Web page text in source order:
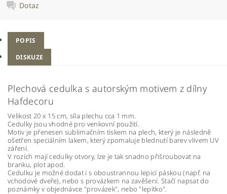
Dotaz
POPIS
DISKUZE
Plechová cedulka s autorským motivem z dílny
Hafdecoru
Velikost 20 x 15 cm, síla plechu cca 1 mm.
Cedulky jsou vhodné pro venkovní použití.
Motiv je přenesen sublimačním tiskem na plech, který je následně
ošetřen speciálním lakem, který zpomaluje blednutí barev vlivem UV
záření.
V rozích mají cedulky otvory, lze je tak snadno přišroubovat na
branku, plot apod.
Cedulku je možné dodat i s oboustrannou lepicí páskou (např. na
vchodové dveře), nebo s provázkem na zavěšení. Stačí napsat do
poznámky v objednávce "provázek", nebo "lepítko".